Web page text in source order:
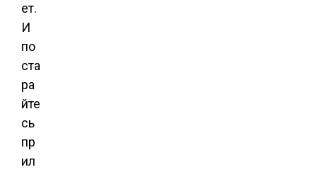
ет.
И
по
ста
ра
йте
сь
пр
ил